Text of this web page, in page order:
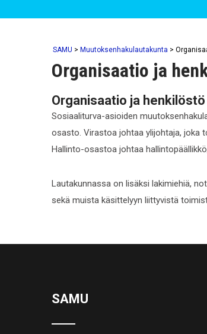
SAMU > Muutoksenhakulautakunta >
Organisaatio ja
Organisaatio ja henkilöstö
Sosiaaliturva-asioiden
osasto. Virastoa johtaa ylijohtaja, joka
Hallinto-osastoa johtaa
Lautakunnassa on lisäksi lakimiehiä,
sekä muista käsittelyyn liittyvistä
SAMU